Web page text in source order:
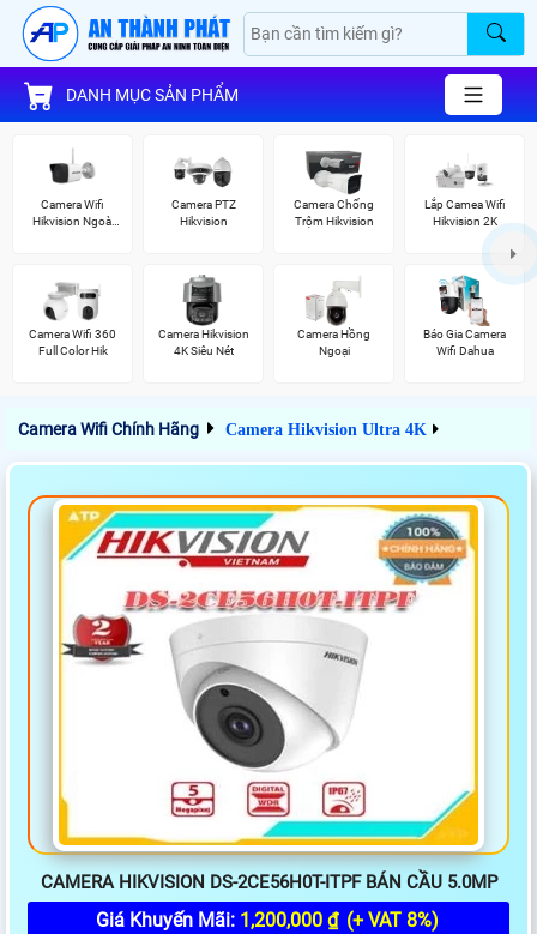
DANH MỤC SẢN PHẨM
Camera Wifi
Hikvision Ngoài
Camera PTZ
Hikvision
Camera Chống
Trộm Hikvision
Lắp Camea Wifi
Hikvision 2K
Camera Wifi 360
Full Color Hik
Camera Hikvision
4K Siêu Nét
Camera Hồng
Ngoại
Báo Gia Camera
Wifi Dahua
Camera Wifi Chính Hãng Camera Hikvision Ultra 4K
CAMERA HIKVISION DS-2CE56H0T-ITPF BÁN CẦU 5.0MP
Giá Khuyến Mãi: 1,200,000 ₫ (+ VAT 8%)